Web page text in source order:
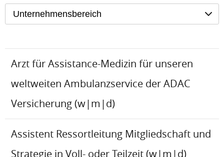
Unternehmensbereich
Arzt für Assistance-Medizin für unseren
weltweiten Ambulanzservice der ADAC
Versicherung (w|m|d)
Assistent Ressortleitung Mitgliedschaft und
Strategie in Voll- oder Teilzeit (w|m|d)